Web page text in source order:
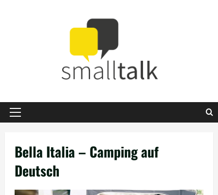
Primäres
Bella Italia – Camping auf
Deutsch